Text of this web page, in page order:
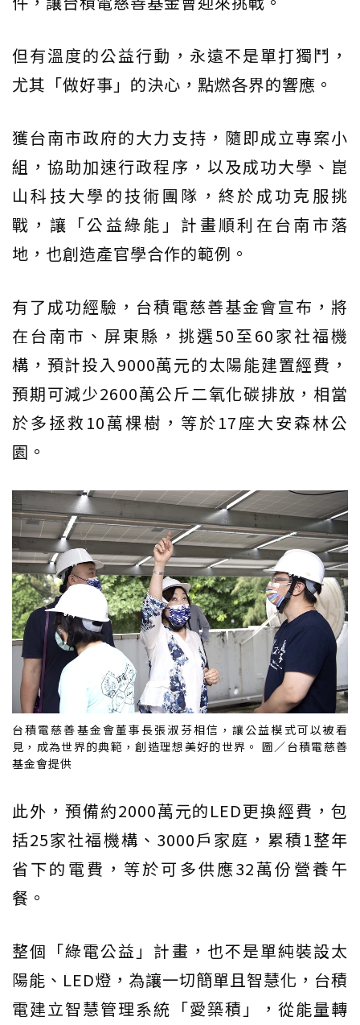
但有溫度的公益行動，永遠不是單打獨鬥，
尤其「做好事」的決心，點燃各界的響應。
獲台南市政府的大力支持，隨即成立專案小
組，協助加速行政程序，以及成功大學、崑
山科技大學的技術團隊，終於成功克服挑
戰，讓「公益綠能」計畫順利在台南市落
地，也創造產官學合作的範例。
有了成功經驗，台積電慈善基金會宣布，將
在台南市、屏東縣，挑選50至60家社福機
構，預計投入9000萬元的太陽能建置經費，
預期可減少2600萬公斤二氧化碳排放，相當
於多拯救10萬棵樹，等於17座大安森林公
園。
台積電慈善基金會董事長張淑芬相信，讓公益模式可以被看
見，成為世界的典範，創造理想美好的世界。 圖／台積電慈善
基金會提供
此外，預備約2000萬元的LED更換經費，包
括25家社福機構、3000戶家庭，累積1整年
省下的電費，等於可多供應32萬份營養午
餐。
整個「綠電公益」計畫，也不是單純裝設太
陽能、LED燈，為讓一切簡單且智慧化，台積
電建立智慧管理系統「愛築積」，從能量轉